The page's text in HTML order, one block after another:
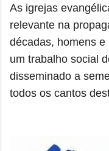
As igrejas
relevante na
décadas, homens
um trabalho social
disseminado a
todos os cantos